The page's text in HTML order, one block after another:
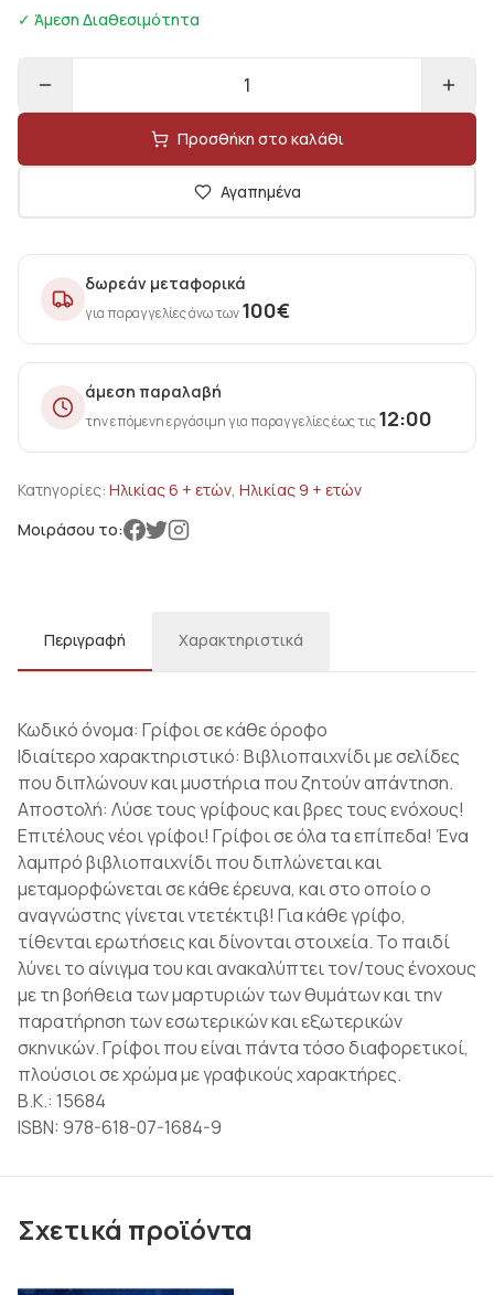
✓ Άμεση Διαθεσιμότητα
1
Προσθήκη στο καλάθι
Αγαπημένα
δωρεάν μεταφορικά
για παραγγελίες άνω των100€
άμεση παραλαβή
την επόμενη εργάσιμη για παραγγελίες έως τις12:00
Κατηγορίες: Ηλικίας 6 + ετών, Ηλικίας 9 + ετών
Μοιράσου το:
Περιγραφή Χαρακτηριστικά
Κωδικό όνομα: Γρίφοι σε κάθε όροφο
Ιδιαίτερο χαρακτηριστικό: Βιβλιοπαιχνίδι με σελίδες
που διπλώνουν και μυστήρια που ζητούν απάντηση.
Αποστολή: Λύσε τους γρίφους και βρες τους ενόχους!
Επιτέλους νέοι γρίφοι! Γρίφοι σε όλα τα επίπεδα! Ένα
λαμπρό βιβλιοπαιχνίδι που διπλώνεται και
μεταμορφώνεται σε κάθε έρευνα, και στο οποίο ο
αναγνώστης γίνεται ντετέκτιβ! Για κάθε γρίφο,
τίθενται ερωτήσεις και δίνονται στοιχεία. Το παιδί
λύνει το αίνιγμα του και ανακαλύπτει τον/τους ένοχους
με τη βοήθεια των μαρτυριών των θυμάτων και την
παρατήρηση των εσωτερικών και εξωτερικών
σκηνικών. Γρίφοι που είναι πάντα τόσο διαφορετικοί,
πλούσιοι σε χρώμα με γραφικούς χαρακτήρες.
Β.Κ.: 15684
ISBN: 978-618-07-1684-9
Σχετικά προϊόντα